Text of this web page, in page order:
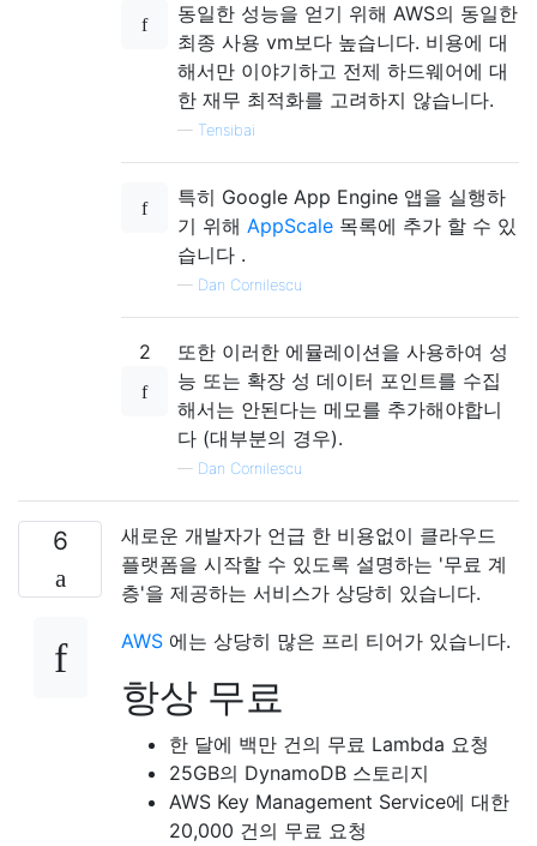
동일한 성능을 얻기 위해 AWS의 동일한
최종 사용 vm보다 높습니다. 비용에 대
해서만 이야기하고 전제 하드웨어에 대
한 재무 최적화를 고려하지 않습니다.
— Tensibai
특히 Google App Engine 앱을 실행하
기 위해 AppScale 목록에 추가 할 수 있
습니다 .
— Dan Cornilescu
2
또한 이러한 에뮬레이션을 사용하여 성
능 또는 확장 성 데이터 포인트를 수집
해서는 안된다는 메모를 추가해야합니
다 (대부분의 경우).
— Dan Cornilescu
6
새로운 개발자가 언급 한 비용없이 클라우드
플랫폼을 시작할 수 있도록 설명하는 '무료 계
층'을 제공하는 서비스가 상당히 있습니다.
AWS 에는 상당히 많은 프리 티어가 있습니다.
항상 무료
한 달에 백만 건의 무료 Lambda 요청
25GB의 DynamoDB 스토리지
AWS Key Management Service에 대한
20,000 건의 무료 요청